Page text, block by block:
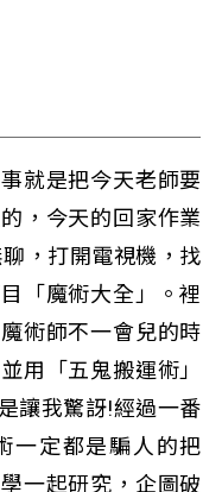
就是把今天老師要
，今天的回家作業
，打開電視機，找
「魔術大全」。裡
術師不一會兒的時
用「五鬼搬運術」
讓我驚訝!經過一番
一定都是騙人的把
一起研究，企圖破